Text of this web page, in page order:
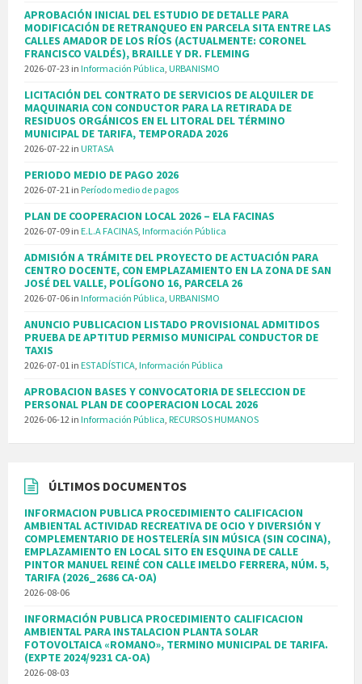
APROBACIÓN INICIAL DEL ESTUDIO DE DETALLE PARA
MODIFICACIÓN DE RETRANQUEO EN PARCELA SITA ENTRE LAS
CALLES AMADOR DE LOS RÍOS (ACTUALMENTE: CORONEL
FRANCISCO VALDÉS), BRAILLE Y DR. FLEMING
2026-07-23 in Información Pública, URBANISMO
LICITACIÓN DEL CONTRATO DE SERVICIOS DE ALQUILER DE
MAQUINARIA CON CONDUCTOR PARA LA RETIRADA DE
RESIDUOS ORGÁNICOS EN EL LITORAL DEL TÉRMINO
MUNICIPAL DE TARIFA, TEMPORADA 2026
2026-07-22 in URTASA
PERIODO MEDIO DE PAGO 2026
2026-07-21 in Período medio de pagos
PLAN DE COOPERACION LOCAL 2026 – ELA FACINAS
2026-07-09 in E.L.A FACINAS, Información Pública
ADMISIÓN A TRÁMITE DEL PROYECTO DE ACTUACIÓN PARA
CENTRO DOCENTE, CON EMPLAZAMIENTO EN LA ZONA DE SAN
JOSÉ DEL VALLE, POLÍGONO 16, PARCELA 26
2026-07-06 in Información Pública, URBANISMO
ANUNCIO PUBLICACION LISTADO PROVISIONAL ADMITIDOS
PRUEBA DE APTITUD PERMISO MUNICIPAL CONDUCTOR DE
TAXIS
2026-07-01 in ESTADÍSTICA, Información Pública
APROBACION BASES Y CONVOCATORIA DE SELECCION DE
PERSONAL PLAN DE COOPERACION LOCAL 2026
2026-06-12 in Información Pública, RECURSOS HUMANOS
ÚLTIMOS DOCUMENTOS
INFORMACION PUBLICA PROCEDIMIENTO CALIFICACION
AMBIENTAL ACTIVIDAD RECREATIVA DE OCIO Y DIVERSIÓN Y
COMPLEMENTARIO DE HOSTELERÍA SIN MÚSICA (SIN COCINA),
EMPLAZAMIENTO EN LOCAL SITO EN ESQUINA DE CALLE
PINTOR MANUEL REINÉ CON CALLE IMELDO FERRERA, NÚM. 5,
TARIFA (2026_2686 CA-OA)
2026-08-06
INFORMACIÓN PUBLICA PROCEDIMIENTO CALIFICACION
AMBIENTAL PARA INSTALACION PLANTA SOLAR
FOTOVOLTAICA «ROMANO», TERMINO MUNICIPAL DE TARIFA.
(EXPTE 2024/9231 CA-OA)
2026-08-03